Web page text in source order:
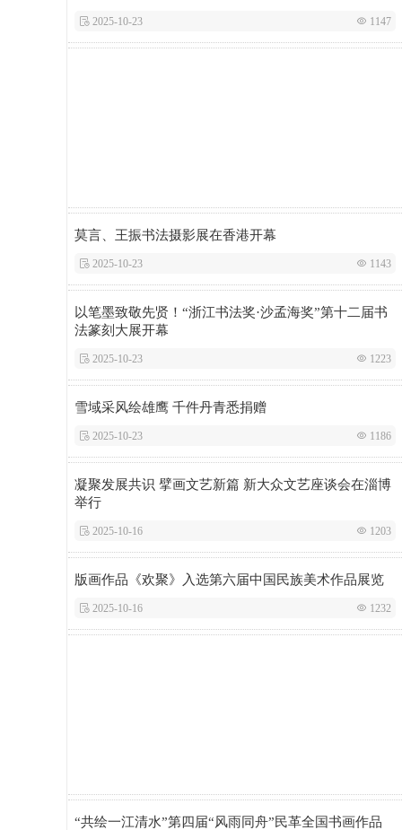
 2025-10-23  1147
莫言、王振书法摄影展在香港开幕
 2025-10-23  1143
以笔墨致敬先贤！“浙江书法奖·沙孟海奖”第十二届书
法篆刻大展开幕
 2025-10-23  1223
雪域采风绘雄鹰 千件丹青悉捐赠
 2025-10-23  1186
凝聚发展共识 擘画文艺新篇 新大众文艺座谈会在淄博
举行
 2025-10-16  1203
版画作品《欢聚》入选第六届中国民族美术作品展览
 2025-10-16  1232
“共绘一江清水”第四届“风雨同舟”民革全国书画作品